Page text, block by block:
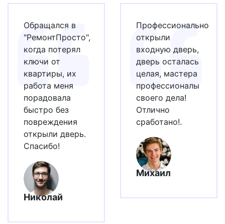
Обращался в
"РемонтПросто",
когда потерял
ключи от
квартиры, их
работа меня
порадовала
быстро без
повреждения
открыли дверь.
Спасибо!
Николай
Профессионально
открыли
входную дверь,
дверь осталась
целая, мастера
профессионалы
своего дела!
Отлично
сработано!.
Михаил